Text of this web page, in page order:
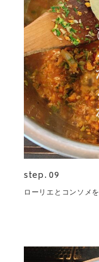
step. 09
ローリエとコンソメを